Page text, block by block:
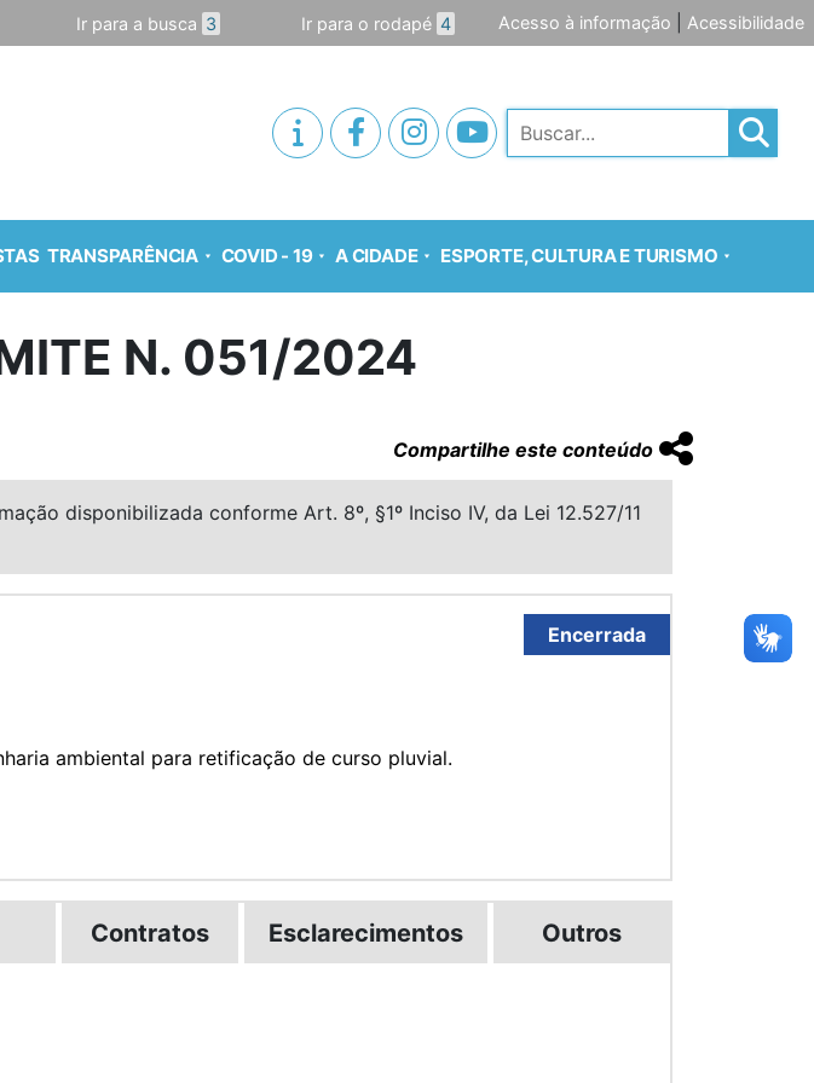
Ir para a busca 3 Ir para o rodapé 4 Acesso à informação Acessibilidade
Pesquisar
TRANSPARÊNCIA COVID - 19 A CIDADE ESPORTE, CULTURA E TURISMO
N. 051/2024
Compartilhe este conteúdo
disponibilizada conforme Art. 8º, §1º Inciso IV, da Lei 12.527/11
Encerrada
ambiental para retificação de curso pluvial.
Contratos Esclarecimentos Outros